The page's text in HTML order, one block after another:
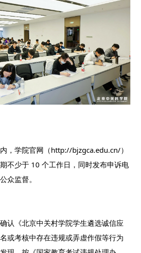
，学院官网（http://bjzgca.edu.cn/）
不少于 10 个工作日，同时发布申诉电
众监督。
认《北京中关村学院学生遴选诚信应
或考核中存在违规或弄虚作假等行为